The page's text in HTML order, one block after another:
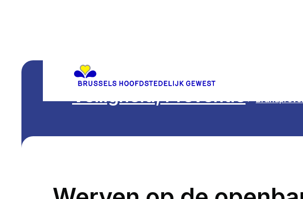
Veiligheid, Preventie